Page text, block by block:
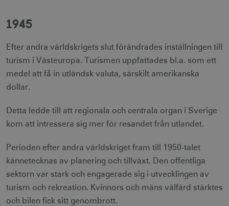
1945
Efter andra världskrigets slut förändrades inställningen till
turism i Västeuropa. Turismen uppfattades bl.a. som ett
medel att få in utländsk valuta, särskilt amerikanska
dollar.
Detta ledde till att regionala och centrala organ i Sverige
kom att intressera sig mer för resandet från utlandet.
Perioden efter andra världskriget fram till 1950-talet
kännetecknas av planering och tillväxt. Den offentliga
sektorn var stark och engagerade sig i utvecklingen av
turism och rekreation. Kvinnors och mäns välfärd stärktes
och bilen fick sitt genombrott.